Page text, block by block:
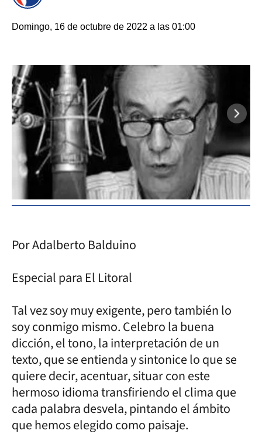
Domingo, 16 de octubre de 2022 a las 01:00
Por Adalberto Balduino
Especial para El Litoral
Tal vez soy muy exigente, pero también lo
soy conmigo mismo. Celebro la buena
dicción, el tono, la interpretación de un
texto, que se entienda y sintonice lo que se
quiere decir, acentuar, situar con este
hermoso idioma transfiriendo el clima que
cada palabra desvela, pintando el ámbito
que hemos elegido como paisaje.